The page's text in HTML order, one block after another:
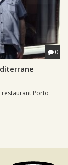
0
restaurant Porto